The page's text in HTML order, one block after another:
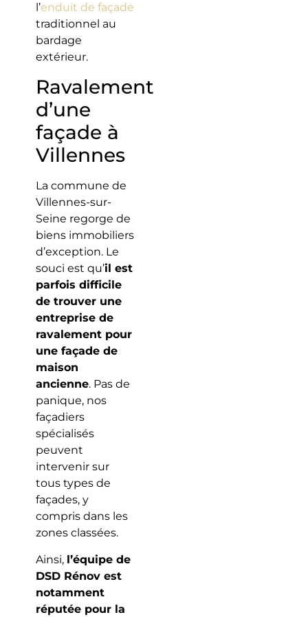
l’enduit de façade
traditionnel au
bardage
extérieur.
Ravalement
d’une
façade à
Villennes
La commune de
Villennes-sur-
Seine regorge de
biens immobiliers
d’exception. Le
souci est qu’il est
parfois difficile
de trouver une
entreprise de
ravalement pour
une façade de
maison
ancienne. Pas de
panique, nos
façadiers
spécialisés
peuvent
intervenir sur
tous types de
façades, y
compris dans les
zones classées.
Ainsi, l’équipe de
DSD Rénov est
notamment
réputée pour la